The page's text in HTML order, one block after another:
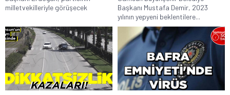
milletvekilleriyle görüşecek
Başkanı Mustafa Demir, 2023
yılının yepyeni beklentilere...